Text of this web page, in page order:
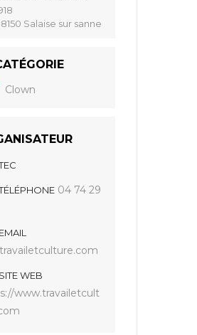
Salaise sur sanne
Clown
04 74 29
EMAIL
SITE WEB
www.travailetcult